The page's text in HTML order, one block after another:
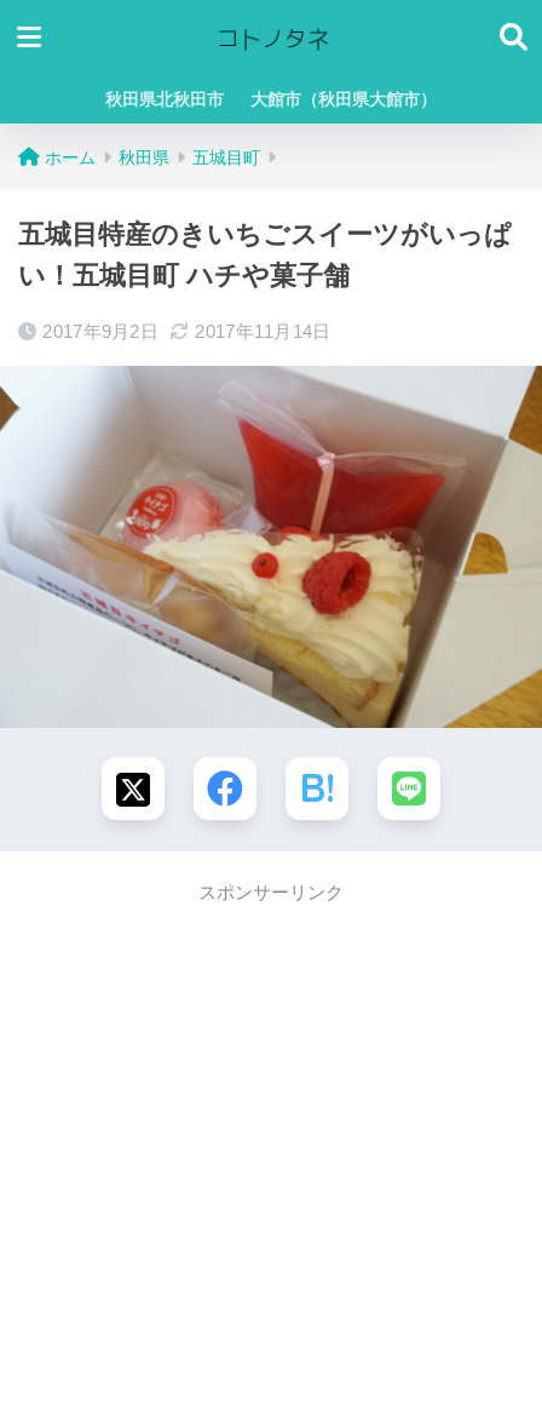
秋田県北秋田市 大館市（秋田県大館市）
ホーム 秋田県 五城目町
五城目特産のきいちごスイーツがいっぱ
い！五城目町 ハチや菓子舗
2017年9月2日 2017年11月14日
スポンサーリンク